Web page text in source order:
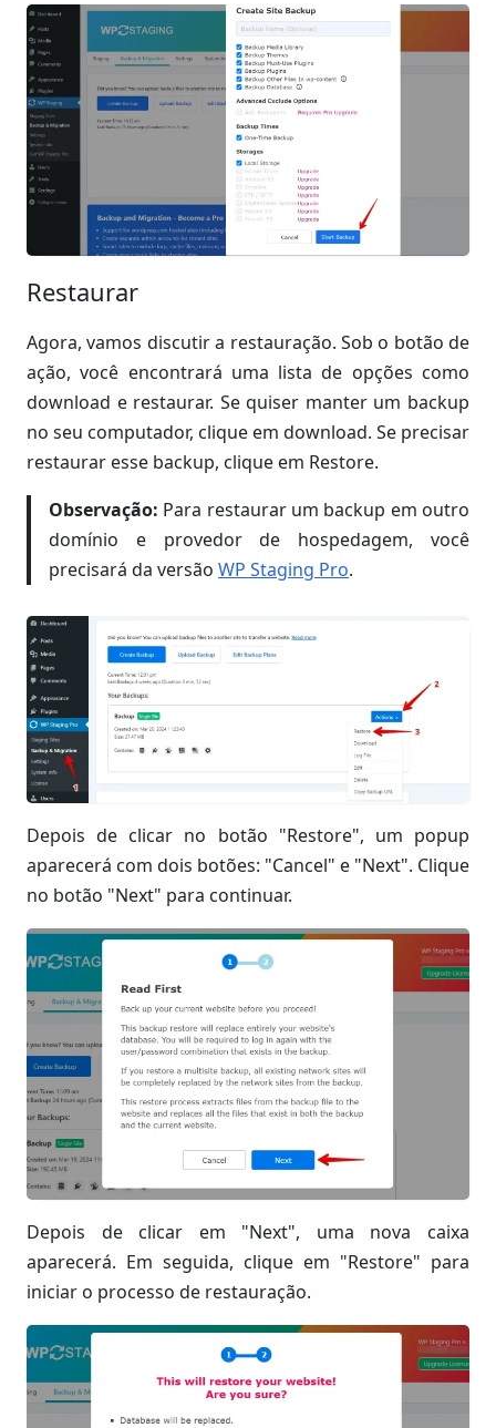
Restaurar
Agora, vamos discutir a restauração. Sob o botão de
ação, você encontrará uma lista de opções como
download e restaurar. Se quiser manter um backup
no seu computador, clique em download. Se precisar
restaurar esse backup, clique em Restore.
Observação: Para restaurar um backup em outro
domínio e provedor de hospedagem, você
precisará da versão WP Staging Pro.
Depois de clicar no botão "Restore", um popup
aparecerá com dois botões: "Cancel" e "Next". Clique
no botão "Next" para continuar.
Depois de clicar em "Next", uma nova caixa
aparecerá. Em seguida, clique em "Restore" para
iniciar o processo de restauração.